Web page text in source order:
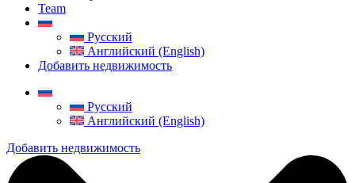
Team
Русский
Английский (English)
Добавить недвижимость
Русский
Английский (English)
Добавить недвижимость